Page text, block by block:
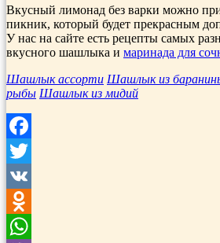
Вкусный лимонад без варки можно
пикник, который будет прекрасным
У нас на сайте есть рецепты самых
вкусного шашлыка и маринада для
Шашлык ассорти Шашлык из
рыбы Шашлык из мидий
Facebook
Twitter
VK
Odnoklassniki